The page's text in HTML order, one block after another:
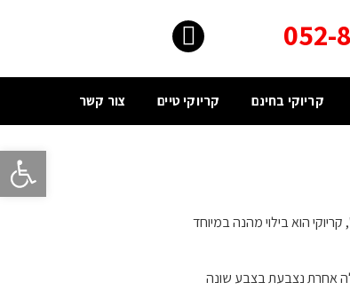
פתח
קריוקי בחינם קריוקי טיים צור קשר
הוא בילוי מהנה במיוחד
אחרת נצבעת בצבע שונה